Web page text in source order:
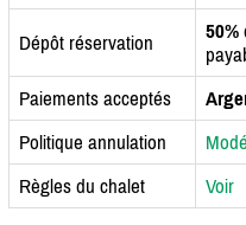
Dépôt réservation 50%
Paiements acceptés
Politique annulation
Règles du chalet
Voir